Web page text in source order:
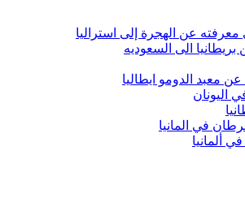
معرفته عن الهجرة إلى استراليا
الى السعوديه
معبد الدومو ايطاليا
اليونان
في المانيا
ألمانيا